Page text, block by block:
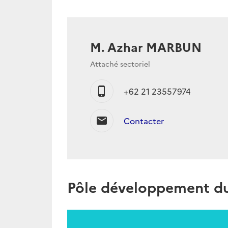
M. Azhar MARBUN
Attaché sectoriel
phone_iphone +62 21 23557974
mail Contacter
Pôle développement